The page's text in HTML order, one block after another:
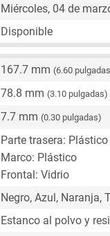
Miércoles, 04 de
Disponible
167.7 mm (6.60
78.8 mm (3.10 pulgadas)
7.7 mm (0.30 pulgadas)
Parte trasera: Plástico
Marco: Plástico
Frontal: Vidrio
Negro, Azul, Naranja,
Estanco al polvo y